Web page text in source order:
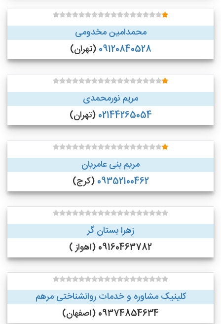
محمدامین مخدومی
09120840528 (تهران)
مریم نورمحمدی
02144265054 (تهران)
مریم بنی عامریان
09352100462 (کرج)
زهرا بستان گر
09160463782 (اهواز )
کلینیک مشاوره و خدمات روانشناختی مرهم
09374854634 (اصفهان)